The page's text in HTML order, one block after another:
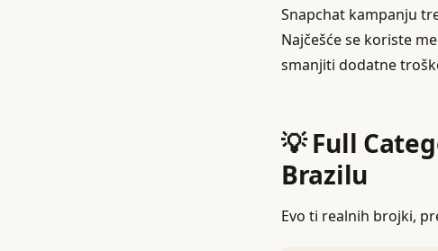
Snapchat kampanju
Najčešće se koriste
smanjiti dodatne
💡 Full
Brazilu
Evo ti realnih brojki,